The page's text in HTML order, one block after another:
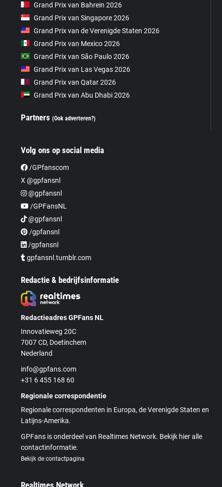
Grand Prix van Bahrein 2026
Grand Prix van Singapore 2026
Grand Prix van de Verenigde Staten 2026
Grand Prix van Mexico 2026
Grand Prix van São Paulo 2026
Grand Prix van Las Vegas 2026
Grand Prix van Qatar 2026
Grand Prix van Abu Dhabi 2026
Partners(Ook adverteren?)
Volg ons op social media
/GPfanscom
X @gpfansnl
@gpfansnl
/GPFansNL
@gpfansnl
/gpfansnl
/gpfansnl
gpfansnl.tumblr.com
Redactie & bedrijfsinformatie
Redactieadres GPFans NL
Innovatieweg 20C
7007 CD, Doetinchem
Nederland
info@gpfans.com
+31 6 455 168 60
Regionale correspondentie
Regionale correspondenten in Europa, de Verenigde Staten en
Latijns-Amerika.
GPFans is onderdeel van Realtimes Network. Bekijk hier alle
contactinformatie.
Bekijk de contactpagina
Realtimes Network